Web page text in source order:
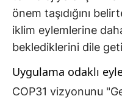
önem taşıdığını
iklim eylemlerine
beklediklerini dile
Uygulama odaklı
COP31 vizyonunu